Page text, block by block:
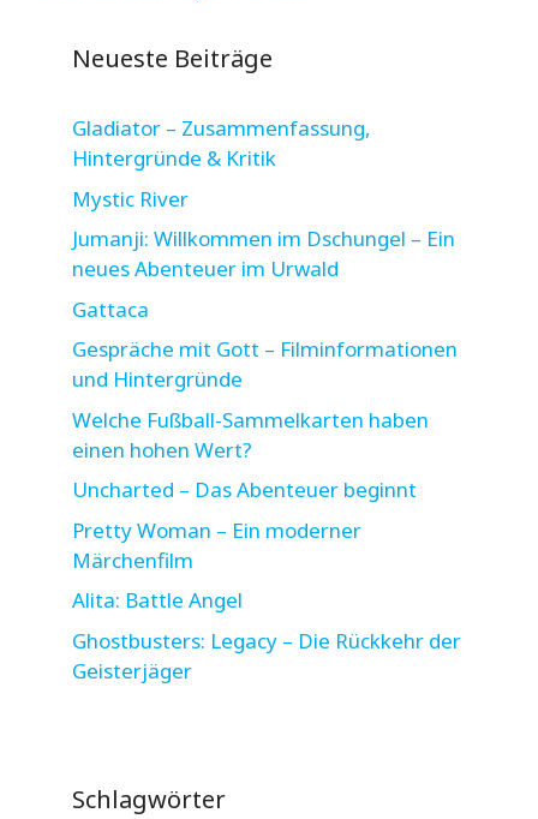
Neueste Beiträge
Gladiator – Zusammenfassung,
Hintergründe & Kritik
Mystic River
Jumanji: Willkommen im Dschungel – Ein
neues Abenteuer im Urwald
Gattaca
Gespräche mit Gott – Filminformationen
und Hintergründe
Welche Fußball-Sammelkarten haben
einen hohen Wert?
Uncharted – Das Abenteuer beginnt
Pretty Woman – Ein moderner
Märchenfilm
Alita: Battle Angel
Ghostbusters: Legacy – Die Rückkehr der
Geisterjäger
Schlagwörter